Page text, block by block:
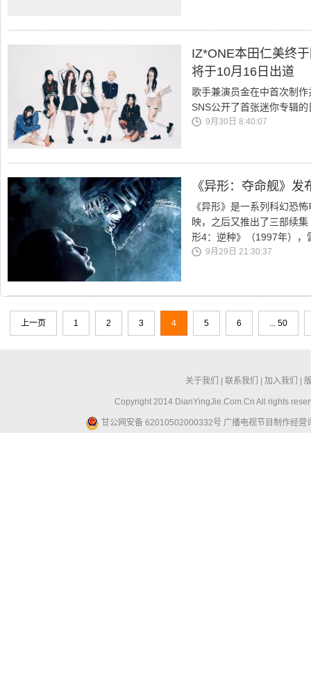
IZ*ONE本田仁美终
将于10月16日出道
歌手兼演员金在中首次制
SNS公开了首张迷你专辑
9月30日 8:40:07
《异形：夺命舰》
《异形》是一系列科幻恐
映，之后又推出了三部续
形4：逆种》（1997年）
9月29日 21:30:37
上一页 1 2 3 4 5 6 ... 50
关于我们 联系我们 加入我们
Copyright 2014 DianYingJie.Com.Cn All rights
甘公网安备 62010502000332号 广播电视节目制作经